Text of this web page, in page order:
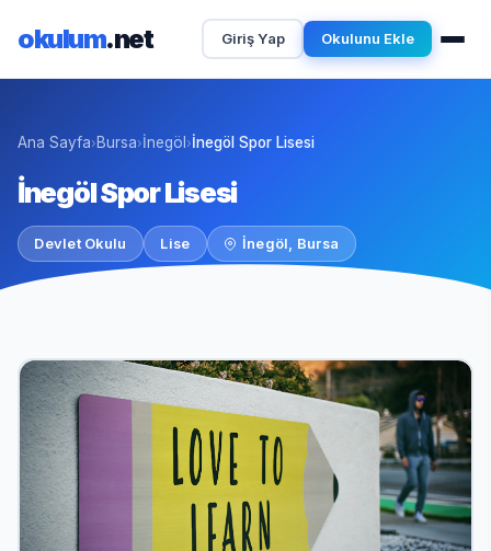
okulum.net Giriş Yap Okulunu Ekle
Ana Sayfa› Bursa›İnegöl ›İnegöl Spor Lisesi
İnegöl Spor Lisesi
Devlet Okulu Lise İnegöl, Bursa